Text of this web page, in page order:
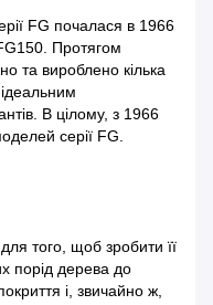
FG почалася в 1966
Протягом
та вироблено кілька
В цілому, з 1966
серії FG.
того, щоб зробити її
порід дерева до
і, звичайно ж,